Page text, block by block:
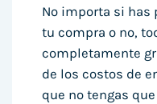
No importa si has
tu compra o no,
completamente
de los costos de
que no tengas